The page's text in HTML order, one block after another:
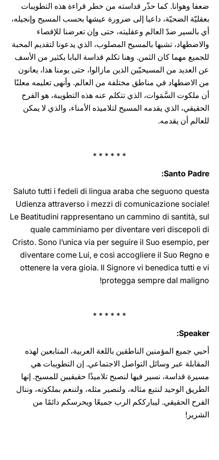
ضعفا وهوانا. كما حذّر قداسته من خطر قراءة هذه التطويبات
بعقليّة الضحيّة، داعيا إلى ضرورة عيشها بحسب المسيح وإنجيله،
أي بالسير ضدّ العالم وعقليته، حتى وإن تعرضنا للإقصاء
والاضطهاد، تشبها بالمسيح المصلوب، الذي يدعونا لتقديم المحبة
للجميع مهما كان الثمن. وهنا تكلم قداسة البابا بكثير من الأسف
عن العديد من المسيحيّين الذين مازالوا، حتى يومنا هذا، يعانون
من الاضطهاد في مناطق مختلفة من العالم. وأنهى تعليمه معلنًا
أن ملكوت السَّمَوات، الذي تتكلم عنه هذه التطويبة، هو الفرح
الحقيقي، الذي يقدمه المسيح لتلاميذه الأمناء، والذي لا يمكن
للعالم أن يقدمه.
* * * * * *
Santo Padre:
Saluto tutti i fedeli di lingua araba che seguono questa
Udienza attraverso i mezzi di comunicazione sociale!
Le Beatitudini rappresentano un cammino di santità, sul
quale camminiamo per diventare veri discepoli di
Cristo. Sono l’unica via per seguire il Suo esempio, per
diventare come Lui, e così accogliere il Suo Regno e
ottenere la vera gioia. Il Signore vi benedica tutti e vi
protegga ‎sempre dal‎ maligno‎‎‎‏! ‎‎‎‏
* * * * * *
Speaker:
أحيي جميع المؤمنين الناطقين باللغة العربية، المتابعين لهذه
المقابلة عبر وسائل التواصل الاجتماعي. إن التطويبات هي
مسيرة قداسة، نسير فيها لنصبح تلاميذًا حقيقيين للمسيح. إنها
الطريق الوحيد لنتبع مثاله، ولنصير مثله، ولننعم بملكوته، وننال
الفرح الحقيقي. ليبارككم الرب جميعًا ويحرسكم دائمًا من
الشرير!